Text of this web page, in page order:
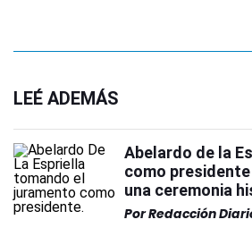
LEÉ ADEMÁS
Abelardo de la
como
una ceremonia
PorRedacción